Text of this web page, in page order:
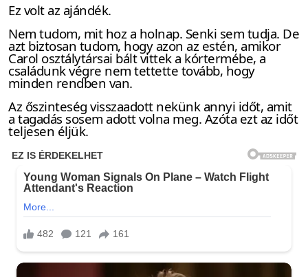
Ez volt az ajándék.
Nem tudom, mit hoz a holnap. Senki sem tudja. De
azt biztosan tudom, hogy azon az estén, amikor
Carol osztálytársai bált vittek a kórtermébe, a
családunk végre nem tettette tovább, hogy
minden rendben van.
Az őszinteség visszaadott nekünk annyi időt, amit
a tagadás sosem adott volna meg. Azóta ezt az időt
teljesen éljük.